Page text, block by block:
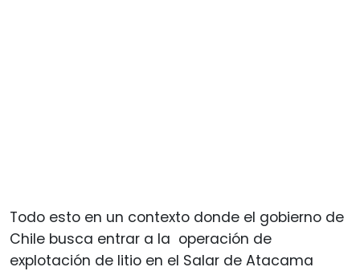
Todo esto en un contexto donde el gobierno de
Chile busca entrar a la operación de
explotación de litio en el Salar de Atacama